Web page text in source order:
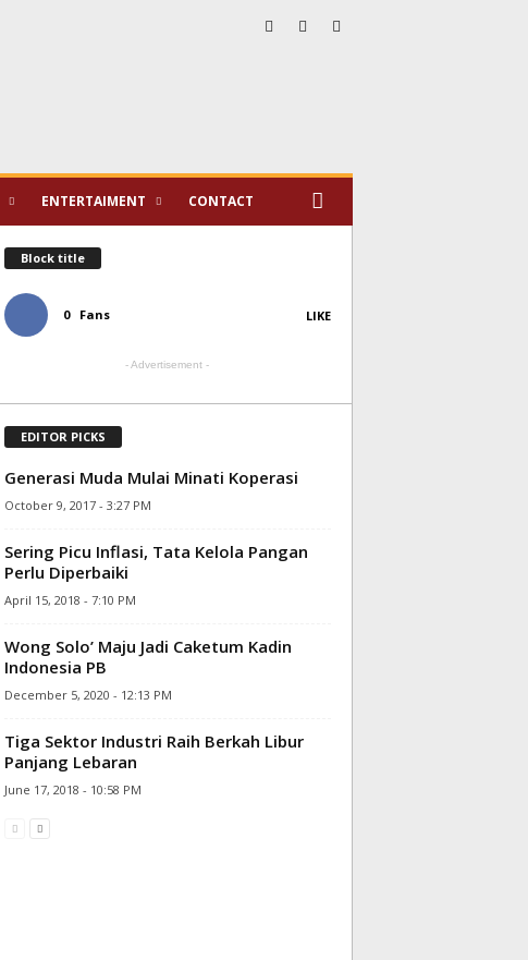
ENTERTAIMENT CONTACT
Block title
0 Fans LIKE
- Advertisement -
EDITOR PICKS
Generasi Muda Mulai Minati Koperasi
October 9, 2017 - 3:27 PM
Sering Picu Inflasi, Tata Kelola Pangan
Perlu Diperbaiki
April 15, 2018 - 7:10 PM
Wong Solo’ Maju Jadi Caketum Kadin
Indonesia PB
December 5, 2020 - 12:13 PM
Tiga Sektor Industri Raih Berkah Libur
Panjang Lebaran
June 17, 2018 - 10:58 PM